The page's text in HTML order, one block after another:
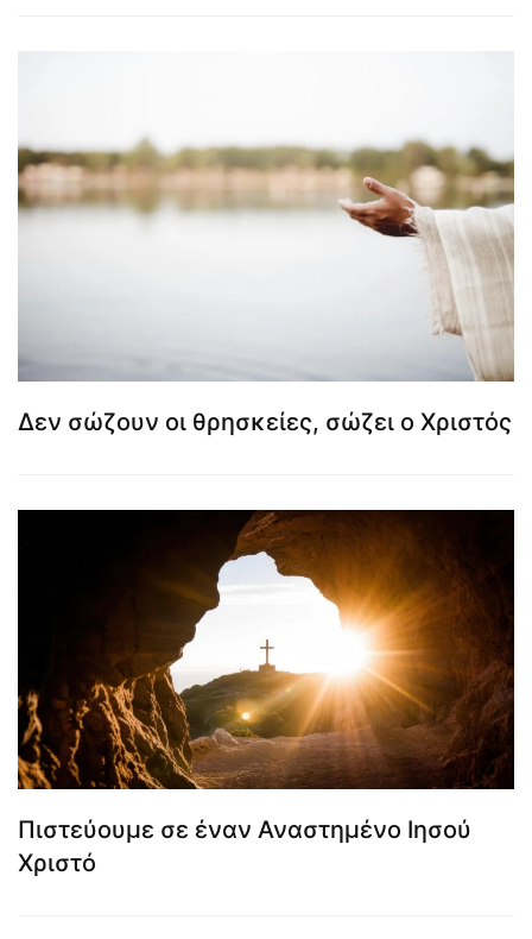
Δεν σώζουν οι θρησκείες, σώζει ο Χριστός
Πιστεύουμε σε έναν Αναστημένο Ιησού
Χριστό